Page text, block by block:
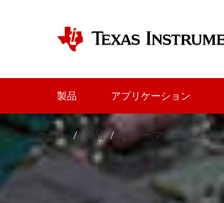
製品 アプリケーション
ホーム 製品 パワー マネージメント